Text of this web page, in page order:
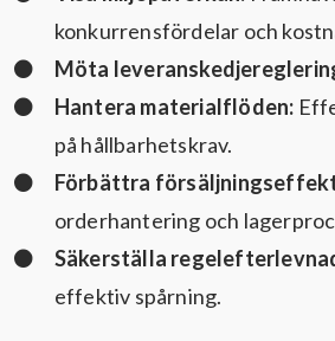
konkurrensfördelar och
Möta
Hantera materialflöden:
på hållbarhetskrav.
Förbättra
orderhantering och
Säkerställa
effektiv spårning.